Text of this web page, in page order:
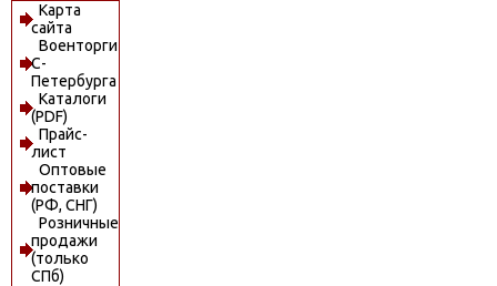
Карта
сайта
Военторги
С-
Петербурга
Каталоги
(PDF)
Прайс-
лист
Оптовые
поставки
(РФ, СНГ)
Розничные
продажи
(только
СПб)